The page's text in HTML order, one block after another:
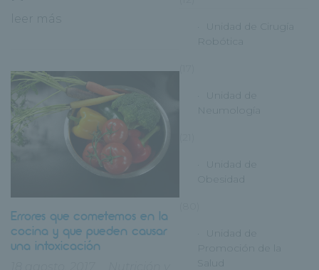
leer más
Errores que cometemos en la
cocina y que pueden causar
una intoxicación
Unidad de Cirugía
Robótica
Unidad de
Neumología
Unidad de
Obesidad
Unidad de
Promoción de la
Salud